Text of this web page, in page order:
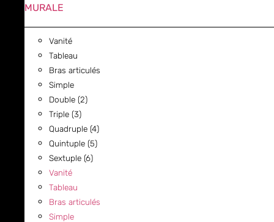
MURALE
Vanité
Tableau
Bras articulés
Simple
Double (2)
Triple (3)
Quadruple (4)
Quintuple (5)
Sextuple (6)
Vanité
Tableau
Bras articulés
Simple